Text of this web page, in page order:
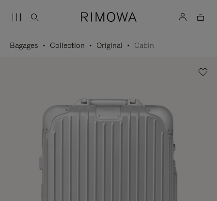
Bagages Collection Original Cabin